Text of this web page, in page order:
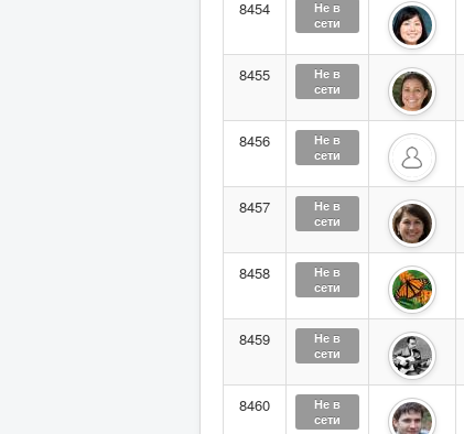
8454
Не в
сети
8455
Не в
сети
8456
Не в
сети
8457
Не в
сети
8458
Не в
сети
8459
Не в
сети
8460
Не в
сети